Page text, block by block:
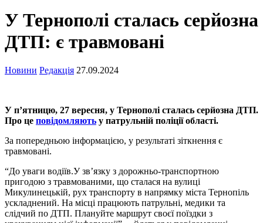
У Тернополі сталась серйозна
ДТП: є травмовані
Новини Редакція 27.09.2024
У п’ятницю, 27 вересня, у Тернополі сталась серйозна ДТП.
Про це повідомляють у патрульній поліції області.
За попередньою інформацією, у результаті зіткнення є
травмовані.
“До уваги водіїв.У зв’язку з дорожньо-транспортною
пригодою з травмованими, що сталася на вулиці
Микулинецькій, рух транспорту в напрямку міста Тернопіль
ускладнений. На місці працюють патрульні, медики та
слідчий по ДТП. Плануйте маршрут своєї поїздки з